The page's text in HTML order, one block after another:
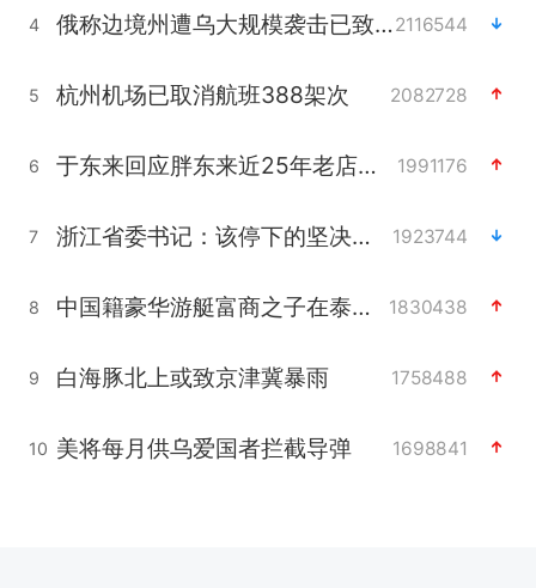
4 俄称边境州遭乌大规模袭击已致13伤2116544
5 杭州机场已取消航班388架次 2082728
6 于东来回应胖东来近25年老店年底关闭 1991176
7 浙江省委书记：该停下的坚决停下来 1923744
8 中国籍豪华游艇富商之子在泰国被杀 1830438
9 白海豚北上或致京津冀暴雨 1758488
10 美将每月供乌爱国者拦截导弹 1698841